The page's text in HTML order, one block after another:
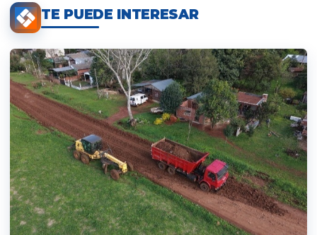
TE PUEDE INTERESAR